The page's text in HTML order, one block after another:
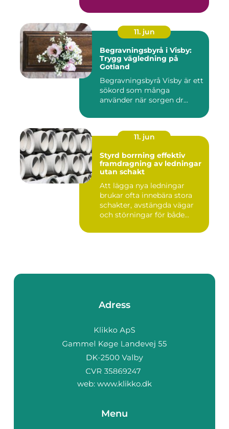
11. jun
Begravningsbyrå i Visby:
Trygg vägledning på
Gotland
Begravningsbyrå Visby är ett
sökord som många
använder när sorgen dr...
11. jun
Styrd borrning effektiv
framdragning av ledningar
utan schakt
Att lägga nya ledningar
brukar ofta innebära stora
schakter, avstängda vägar
och störningar för både...
Adress
web: www.klikko.dk
Menu